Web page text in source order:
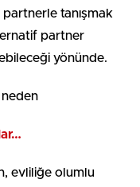
tanışmak
partner
yönünde.
evliliğe olumlu